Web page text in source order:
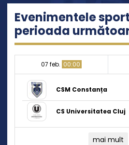
Evenimentele
perioada
07 feb. 00:00
CSM Constanța
CS Universitatea Cluj
mai mult